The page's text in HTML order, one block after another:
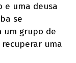
e uma deusa
se
um grupo de
uma